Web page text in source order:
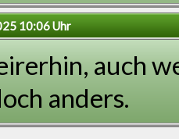
10:06 Uhr
auch
anders.